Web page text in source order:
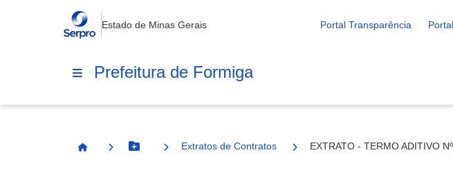
Estado de Minas Gerais Portal Transparência
Prefeitura de Formiga
Página InicialBotão Menu
Extratos de Contratos EXTRATO - TERMO ADITIVO